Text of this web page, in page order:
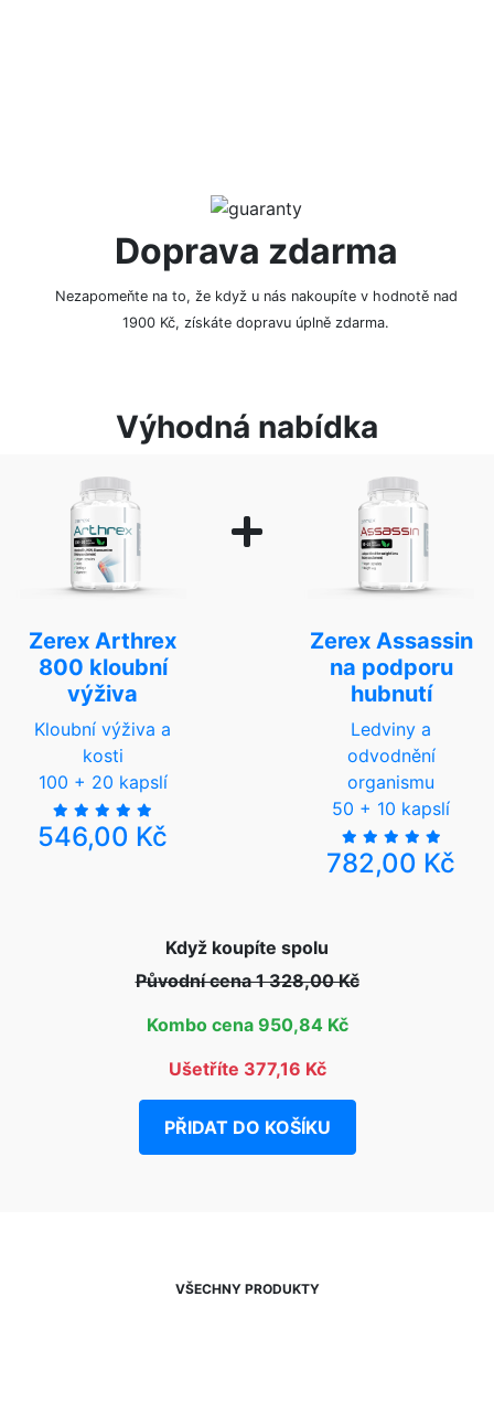
Doprava zdarma
Nezapomeňte na to, že když u nás nakoupíte v hodnotě nad
1900 Kč, získáte dopravu úplně zdarma.
Výhodná nabídka
Zerex Arthrex
800 kloubní
výživa
Kloubní výživa a
kosti
100 + 20 kapslí
546,00 Kč
Zerex Assassin
na podporu
hubnutí
Ledviny a
odvodnění
organismu
50 + 10 kapslí
782,00 Kč
Když koupíte spolu
Původní cena 1 328,00 Kč
Kombo cena 950,84 Kč
Ušetříte 377,16 Kč
PŘIDAT DO KOŠÍKU
VŠECHNY PRODUKTY